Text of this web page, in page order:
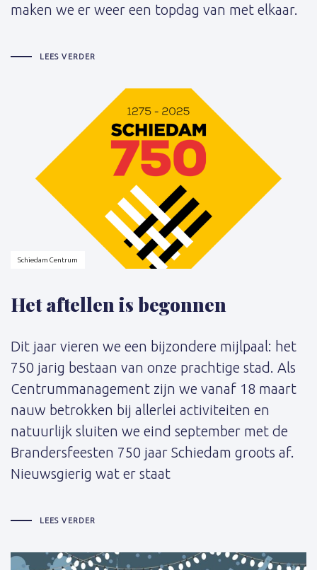
maken we er weer een topdag van met elkaar.
LEES VERDER
Schiedam Centrum
Het aftellen is begonnen
Dit jaar vieren we een bijzondere mijlpaal: het
750 jarig bestaan van onze prachtige stad. Als
Centrummanagement zijn we vanaf 18 maart
nauw betrokken bij allerlei activiteiten en
natuurlijk sluiten we eind september met de
Brandersfeesten 750 jaar Schiedam groots af.
Nieuwsgierig wat er staat
LEES VERDER
Schrijver: